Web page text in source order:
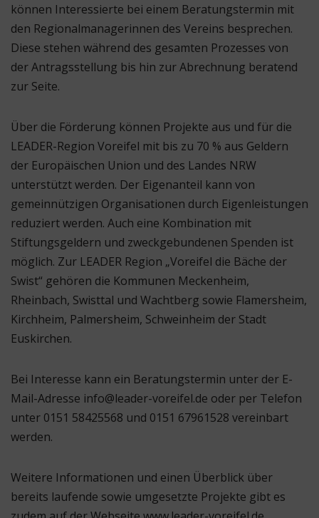
können Interessierte bei einem Beratungstermin mit
den Regionalmanagerinnen des Vereins besprechen.
Diese stehen während des gesamten Prozesses von
der Antragsstellung bis hin zur Abrechnung beratend
zur Seite.
Über die Förderung können Projekte aus und für die
LEADER-Region Voreifel mit bis zu 70 % aus Geldern
der Europäischen Union und des Landes NRW
unterstützt werden. Der Eigenanteil kann von
gemeinnützigen Organisationen durch Eigenleistungen
reduziert werden. Auch eine Kombination mit
Stiftungsgeldern und zweckgebundenen Spenden ist
möglich. Zur LEADER Region „Voreifel die Bäche der
Swist“ gehören die Kommunen Meckenheim,
Rheinbach, Swisttal und Wachtberg sowie Flamersheim,
Kirchheim, Palmersheim, Schweinheim der Stadt
Euskirchen.
Bei Interesse kann ein Beratungstermin unter der E-
Mail-Adresse info@leader-voreifel.de oder per Telefon
unter 0151 58425568 und 0151 67961528 vereinbart
werden.
Weitere Informationen und einen Überblick über
bereits laufende sowie umgesetzte Projekte gibt es